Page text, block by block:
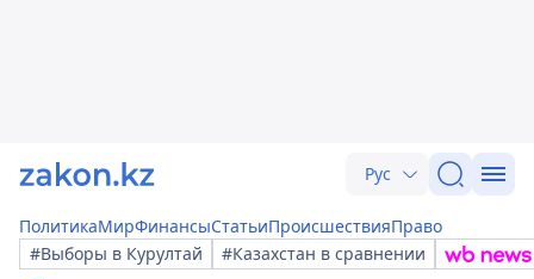
Рус
ПолитикаМирФинансыСтатьиПроисшествияПраво
#Выборы в Курултай
#Казахстан в сравнении